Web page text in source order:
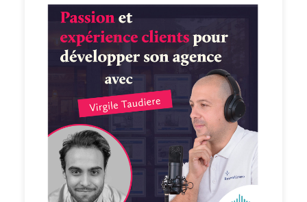
Peut-être mettre une note et un avis sur votre
plateforme de podcast pour le faire découvrir par
d'autres conseillers. Merci pour votre soutien. 🙏🏻 Si
vous voulez passer à l'action et bénéficier des meilleurs
conseils pour exploiter pleinement votre potentiel, vous
pouvez bénéficier d'un bilan offert avec un expert de
l’équipe. Cliquez ici pour réserver votre bilan(
https://meetings.hubspot.com/silvy/entretien-via-